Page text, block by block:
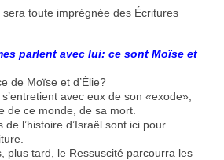
toute imprégnée des Écritures
parlent avec lui: ce sont Moïse et
de Moïse et d’Élie?
avec eux de son «exode»,
de ce monde, de sa mort.
l’histoire d’Israël sont ici pour
plus tard, le Ressuscité parcourra les